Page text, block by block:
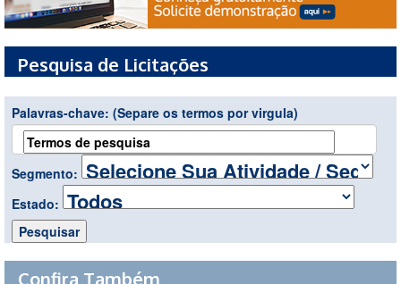
Pesquisa de Licitações
Palavras-chave: (Separe os termos por virgula)
Segmento:
Estado:
Confira Também